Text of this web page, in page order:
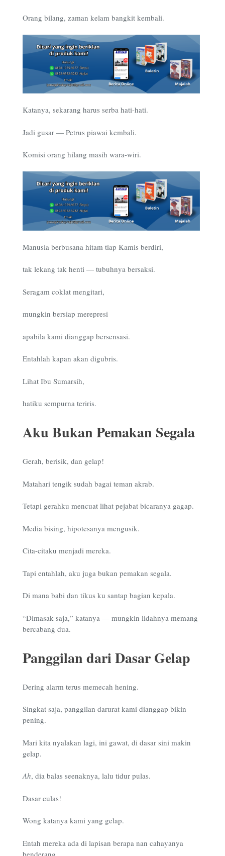
Orang bilang, zaman kelam bangkit kembali.
Katanya, sekarang harus serba hati-hati.
Jadi gusar — Petrus piawai kembali.
Komisi orang hilang masih wara-wiri.
Manusia berbusana hitam tiap Kamis berdiri,
tak lekang tak henti — tubuhnya bersaksi.
Seragam coklat mengitari,
mungkin bersiap merepresi
apabila kami dianggap bersensasi.
Entahlah kapan akan digubris.
Lihat Ibu Sumarsih,
hatiku sempurna teriris.
Aku Bukan Pemakan Segala
Gerah, berisik, dan gelap!
Matahari tengik sudah bagai teman akrab.
Tetapi gerahku mencuat lihat pejabat bicaranya gagap.
Media bising, hipotesanya mengusik.
Cita-citaku menjadi mereka.
Tapi entahlah, aku juga bukan pemakan segala.
Di mana babi dan tikus ku santap bagian kepala.
“Dimasak saja,” katanya — mungkin lidahnya memang
bercabang dua.
Panggilan dari Dasar Gelap
Dering alarm terus memecah hening.
Singkat saja, panggilan darurat kami dianggap bikin
pening.
Mari kita nyalakan lagi, ini gawat, di dasar sini makin
gelap.
Ah, dia balas seenaknya, lalu tidur pulas.
Dasar culas!
Wong katanya kami yang gelap.
Entah mereka ada di lapisan berapa nan cahayanya
benderang.